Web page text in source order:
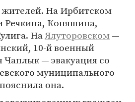
жителей. На Ирбитском
Речкина, Коняшина,
НаЯлуторовском—
10-й военный
Чаплык — эвакуация со
муниципального
она.